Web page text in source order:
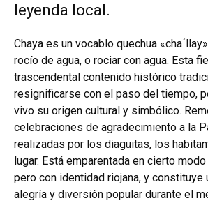
leyenda local.
Chaya es un vocablo quechua
rocío de agua, o rociar con agua. Esta
trascendental contenido histórico
resignificarse con el paso del tiempo,
vivo su origen cultural y simbólico.
celebraciones de agradecimiento a la
realizadas por los diaguitas, los
lugar. Está emparentada en cierto
pero con identidad riojana, y
alegría y diversión popular durante el